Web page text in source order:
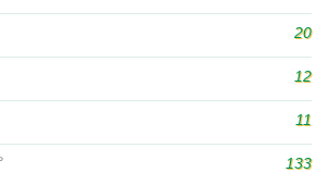
20
12
11
133